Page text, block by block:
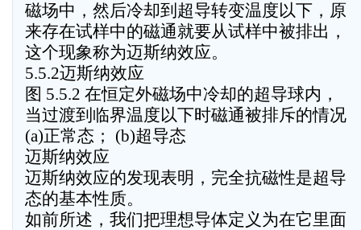
磁场中，然后冷却到超导转变温度以下，原
来存在试样中的磁通就要从试样中被排出，
这个现象称为迈斯纳效应。
5.5.2迈斯纳效应
图 5.5.2 在恒定外磁场中冷却的超导球内，
当过渡到临界温度以下时磁通被排斥的情况
(a)正常态； (b)超导态
迈斯纳效应
迈斯纳效应的发现表明，完全抗磁性是超导
态的基本性质。
如前所述，我们把理想导体定义为在它里面